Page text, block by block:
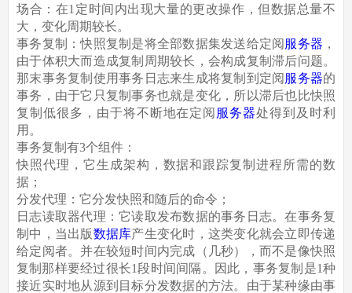
场合：在1定时间内出现大量的更改操作，但数据总量不
大，变化周期较长。
事务复制：快照复制是将全部数据集发送给定阅 服务器 ，
由于体积大而造成复制周期较长，会构成复制滞后问题。
那末事务复制使用事务日志来生成将复制到定阅 服务器的
事务，由于它只复制事务也就是变化，所以滞后也比快照
复制低很多，由于将不断地在定阅 服务器处得到及时利
用。
事务复制有3个组件：
快照代理，它生成架构，数据和跟踪复制进程所需的数
据；
分发代理：它分发快照和随后的命令；
日志读取器代理：它读取发布数据的事务日志。在事务复
制中，当出版数据库产生变化时，这类变化就会立即传递
给定阅者。并在较短时间内完成（几秒），而不是像快照
复制那样要经过很长1段时间间隔。因此，事务复制是1种
接近实时地从源到目标分发数据的方法。由于某种缘由事